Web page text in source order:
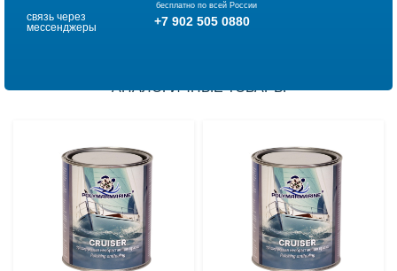
бесплатно по всей России
связь через
мессенджеры
+7 902 505 0880
АНАЛОГИЧНЫЕ ТОВАРЫ